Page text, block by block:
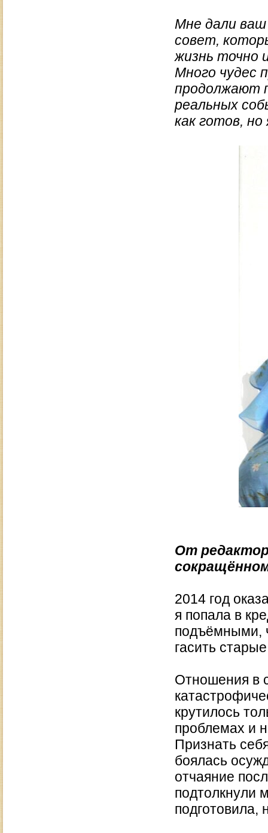
Мне дали
совет,
жизнь точно
Много чудес
продолжают
реальных
как готов,
От
2014 год
я попала в
подъёмными,
гасить
Отношения в
крутилось
проблемах и
Признать
боялась
отчаяние
подтолкнули
подготовила,